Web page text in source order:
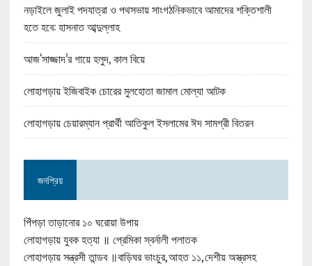
নড়াইলে জুলাই পদযাত্রা ও পথসভায় সাংগঠনিকভাবে আমাদের শক্তিশালী
হতে হবে: হাসনাত আব্দুল্লাহ
আজ‘সাজ্জাদ’র গায়ে হলুদ, কাল বিয়ে
লোহাগড়ায় ইজিবাইক চোরের মুলহোতা জামাল মোল্যা আটক
লোহাগড়ায় চেয়ারম্যান প্রার্থী আতিকুল ইসলামের ঈদ সামগ্রী বিতরন
জনপ্রিয়
পিঁপড়া তাড়ানোর ১০ ঘরোয়া উপায়
লোহাগড়ায় যুবক হত্যা ॥ প্রেমিকা স্বর্নালী পলাতক
লোহাগড়ায় সন্ত্রসী তান্ডব ॥বাড়িঘর ভাংচুর,আহত ১১,দেশীয় অস্ত্রসহ